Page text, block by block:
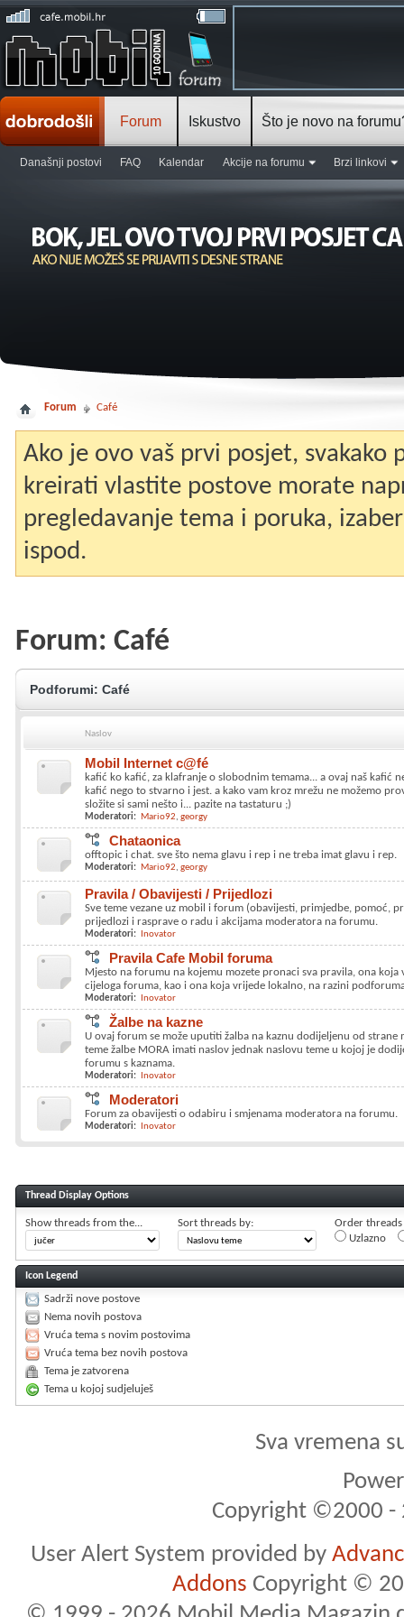
Forum
Današnji postovi FAQ Kalendar Akcije na forumu Brzi linkovi
Iskustvo Što je novo na
Forum Café
Ako je ovo vaš prvi posjet, svakako
kreirati vlastite postove morate
pregledavanje tema i poruka,
ispod.
Forum: Café
Podforumi: Café
Naslov
Mobil Internet c@fé
kafić ko kafić, za klafranje o slobodnim temama... a ovaj naš kafić
kafić nego to stvarno i jest. a kako vam kroz mrežu ne možemo
složite si sami nešto i... pazite na tastaturu ;)
Moderatori: Mario92 georgy
Chataonica
offtopic i chat. sve što nema glavu i rep i ne treba imat glavu i rep.
Moderatori: Mario92 georgy
Pravila / Obavijesti / Prijedlozi
Sve teme vezane uz mobil i forum (obavijesti, primjedbe, pomoć,
prijedlozi i rasprave o radu i akcijama moderatora na forumu.
Moderatori: Inovator
Pravila Cafe Mobil foruma
Mjesto na forumu na kojemu mozete pronaci sva pravila, ona koja
cijeloga foruma, kao i ona koja vrijede lokalno, na razini
Moderatori: Inovator
Žalbe na kazne
U ovaj forum se može uputiti žalba na kaznu dodijeljenu od strane
teme žalbe MORA imati naslov jednak naslovu teme u kojoj je
forumu s kaznama.
Moderatori: Inovator
Moderatori
Forum za obavijesti o odabiru i smjenama moderatora na forumu.
Moderatori: Inovator
Thread Display Options
Show threads from the... Sort threads by:
Order threads
Uzlazno
Icon Legend
Sadrži nove postove
Nema novih postova
Vruća tema s novim postovima
Vruća tema bez novih postova
Tema je zatvorena
Tema u kojoj sudjeluješ
Sva vremena
Copyright ©2000 -
User Alert System provided by
Addons Copyright ©